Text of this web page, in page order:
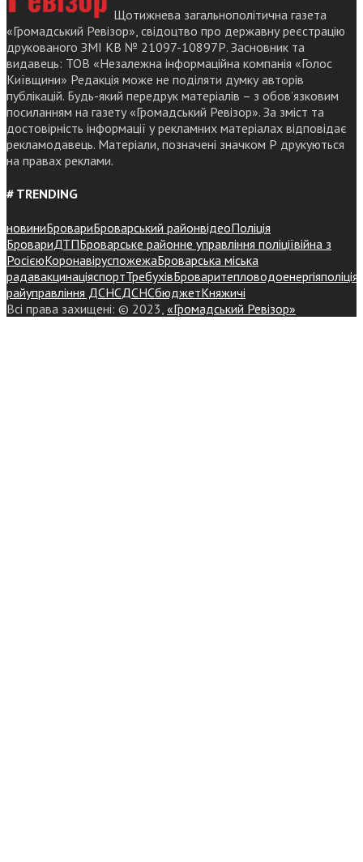
Щотижнева загальнополітична газета
«Громадський Ревізор», свідоцтво про державну реєстрацію
друкованого ЗМІ КВ № 21097-10897Р. Засновник та
видавець: ТОВ «Незалежна інформаційна компанія «Голос
Київщини» Редакція може не поділяти думку авторів
публікацій. Будь-який передрук матеріалів – з обов’язковим
посиланням на газету «Громадський Ревізор». За зміст та
достовірність інформації у рекламних матеріалах відповідає
рекламодавець. Матеріали, позначені значком Р друкуються
на правах реклами.
# TRENDING
новиниБровариБроварський районвідеоПоліція
БровариДТПБроварське районне управління поліціївійна з
РосієюКоронавіруспожежаБроварська міська
радавакцинаціяспортТребухівБроваритепловодоенергіяполіція
райуправління ДСНСДСНСбюджетКняжичі
Всі права захищені: © 2023, «Громадський Ревізор»